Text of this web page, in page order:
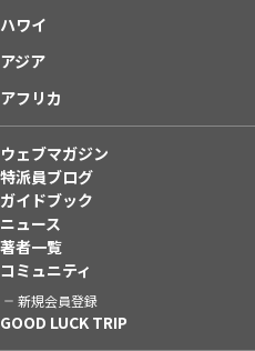
ハワイ
アジア
アフリカ
ウェブマガジン
特派員ブログ
ガイドブック
ニュース
著者一覧
コミュニティ
新規会員登録
GOOD LUCK TRIP